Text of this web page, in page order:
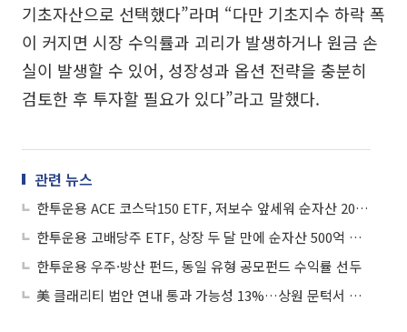
기초자산으로 선택했다”라며 “다만 기초지수 하락 폭
이 커지면 시장 수익률과 괴리가 발생하거나 원금 손
실이 발생할 수 있어, 성장성과 옵션 전략을 충분히
검토한 후 투자할 필요가 있다”라고 말했다.
관련 뉴스
한투운용 ACE 코스닥150 ETF, 저보수 앞세워 순자산 2000억 돌파
한투운용 고배당주 ETF, 상장 두 달 만에 순자산 500억 돌파
한투운용 우주·방산 펀드, 동일 유형 공모펀드 수익률 선두
美 클래리티 법안 연내 통과 가능성 13%…상원 문턱서 제동